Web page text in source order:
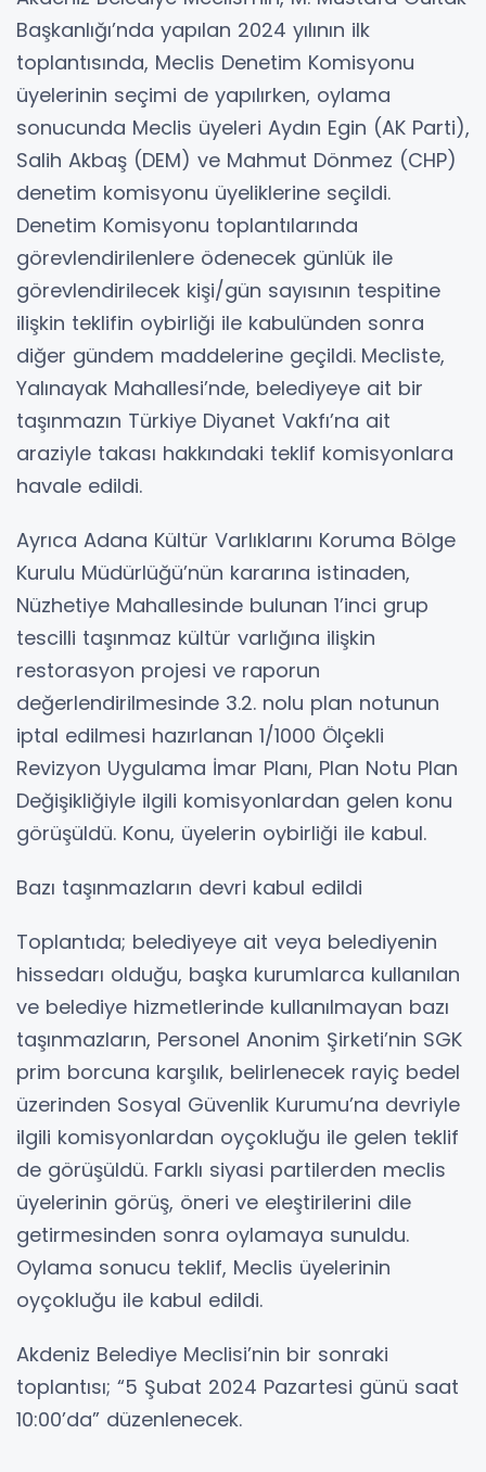
Başkanlığı’nda yapılan 2024 yılının ilk
toplantısında, Meclis Denetim Komisyonu
üyelerinin seçimi de yapılırken, oylama
sonucunda Meclis üyeleri Aydın Egin (AK Parti),
Salih Akbaş (DEM) ve Mahmut Dönmez (CHP)
denetim komisyonu üyeliklerine seçildi.
Denetim Komisyonu toplantılarında
görevlendirilenlere ödenecek günlük ile
görevlendirilecek kişi/gün sayısının tespitine
ilişkin teklifin oybirliği ile kabulünden sonra
diğer gündem maddelerine geçildi. Mecliste,
Yalınayak Mahallesi’nde, belediyeye ait bir
taşınmazın Türkiye Diyanet Vakfı’na ait
araziyle takası hakkındaki teklif komisyonlara
havale edildi.
Ayrıca Adana Kültür Varlıklarını Koruma Bölge
Kurulu Müdürlüğü’nün kararına istinaden,
Nüzhetiye Mahallesinde bulunan 1’inci grup
tescilli taşınmaz kültür varlığına ilişkin
restorasyon projesi ve raporun
değerlendirilmesinde 3.2. nolu plan notunun
iptal edilmesi hazırlanan 1/1000 Ölçekli
Revizyon Uygulama İmar Planı, Plan Notu Plan
Değişikliğiyle ilgili komisyonlardan gelen konu
görüşüldü. Konu, üyelerin oybirliği ile kabul.
Bazı taşınmazların devri kabul edildi
Toplantıda; belediyeye ait veya belediyenin
hissedarı olduğu, başka kurumlarca kullanılan
ve belediye hizmetlerinde kullanılmayan bazı
taşınmazların, Personel Anonim Şirketi’nin SGK
prim borcuna karşılık, belirlenecek rayiç bedel
üzerinden Sosyal Güvenlik Kurumu’na devriyle
ilgili komisyonlardan oyçokluğu ile gelen teklif
de görüşüldü. Farklı siyasi partilerden meclis
üyelerinin görüş, öneri ve eleştirilerini dile
getirmesinden sonra oylamaya sunuldu.
Oylama sonucu teklif, Meclis üyelerinin
oyçokluğu ile kabul edildi.
Akdeniz Belediye Meclisi’nin bir sonraki
toplantısı; “5 Şubat 2024 Pazartesi günü saat
10:00’da” düzenlenecek.